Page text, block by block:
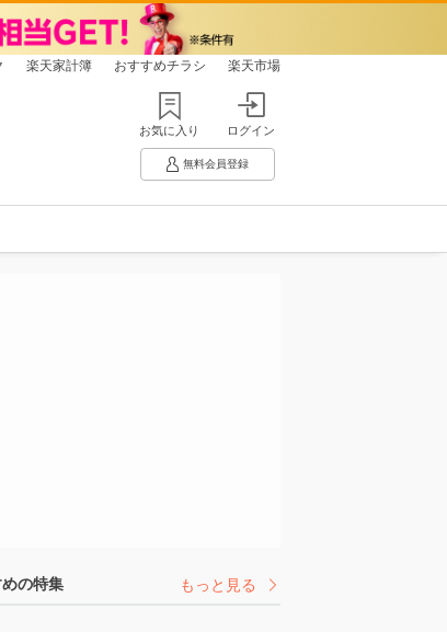
楽天家計簿 おすすめチラシ 楽天市場
お気に入り ログイン
無料会員登録
の特集 もっと見る